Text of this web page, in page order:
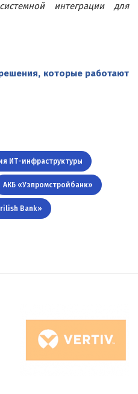
интеграции для
которые работают
ИТ-инфраструктуры
АКБ «Узпромстройбанк»
Bank»